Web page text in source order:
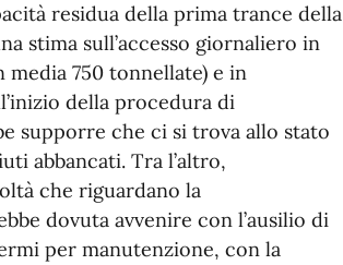
residua della prima trance della
stima sull’accesso giornaliero in
750 tonnellate) e in
della procedura di
supporre che ci si trova allo stato
abbancati. Tra l’altro,
che riguardano la
dovuta avvenire con l’ausilio di
per manutenzione, con la